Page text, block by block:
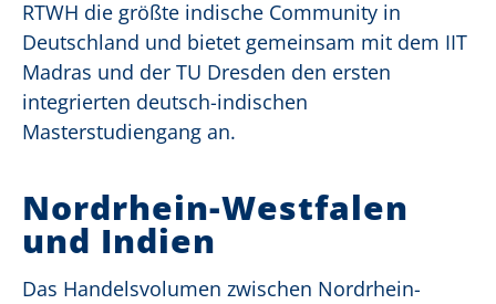
RTWH die größte indische Community in
Deutschland und bietet gemeinsam mit dem IIT
Madras und der TU Dresden den ersten
integrierten deutsch-indischen
Masterstudiengang an.
Nordrhein-Westfalen
und Indien
Das Handelsvolumen zwischen Nordrhein-